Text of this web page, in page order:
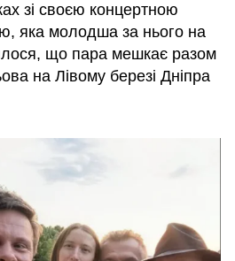
зі своєю концертною
яка молодша за нього на
що пара мешкає разом
на Лівому березі Дніпра